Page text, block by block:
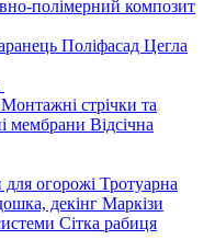
полімерний композит
Поліфасад Цегла
Монтажні стрічки та
мембрани Відсічна
для огорожі Тротуарна
декінг Маркізи
Сітка рабиця